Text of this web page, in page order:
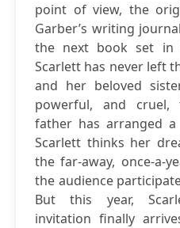
point of view, the
Garber’s writing
the next book set in
Scarlett has never left
and her beloved
powerful, and cruel,
father has arranged
Scarlett thinks her
the far-away, once-a-
the audience
But this year,
invitation finally